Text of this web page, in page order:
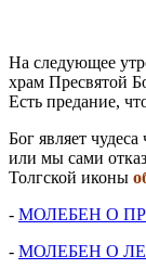
На следующее
храм Пресвятой
Есть предание,
Бог являет
или мы сами
Толгской иконы
- МОЛЕБЕН О
- МОЛЕБЕН О